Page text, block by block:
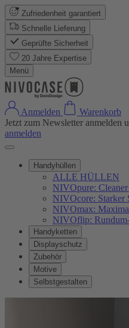
Zufriedenheit garantiert
Schnelle Lieferung
Geprüfte Sicherheit
20 Jahre Expertise
Menü
Anmelden
Warenkorb
Jetzt zum Newsletter anmelden
anmelden
Handyhüllen
ALLE HÜLLEN
NIVOpure:
NIVOcore: Starker
NIVOmax:
NIVOflip:
Handyketten
Displayschutz
Zubehör
Motive
Selbstgestalten